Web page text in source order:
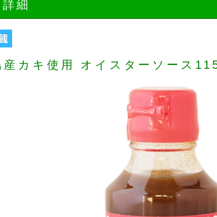
細
産カキ使用 オイスターソース